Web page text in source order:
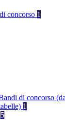
concorso 1
di concorso
1
5